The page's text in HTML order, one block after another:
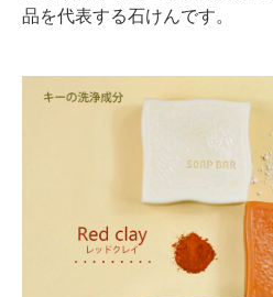
品を代表する石けんです。